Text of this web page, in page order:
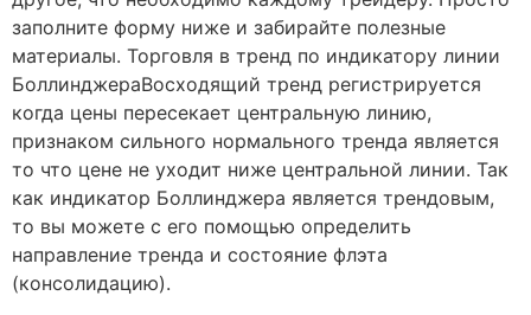
заполните форму ниже и забирайте полезные
материалы. Торговля в тренд по индикатору линии
БоллинджераВосходящий тренд регистрируется
когда цены пересекает центральную линию,
признаком сильного нормального тренда является
то что цене не уходит ниже центральной линии. Так
как индикатор Боллинджера является трендовым,
то вы можете с его помощью определить
направление тренда и состояние флэта
(консолидацию).